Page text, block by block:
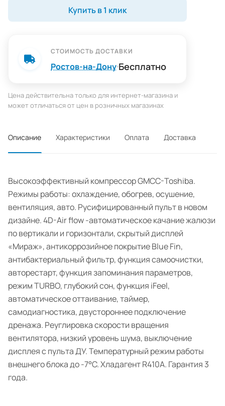
Купить в 1 клик
СТОИМОСТЬ ДОСТАВКИ
Ростов-на-Дону Бесплатно
Цена действительна только для интернет-магазина и
может отличаться от цен в розничных магазинах
Описание Характеристики Оплата Доставка
Высокоэффективный компрессор GMCC-Toshiba.
Режимы работы: охлаждение, обогрев, осушение,
вентиляция, авто. Русифицированный пульт в новом
дизайне. 4D-Air flow -автоматическое качание жалюзи
по вертикали и горизонтали, скрытый дисплей
«Мираж», антикоррозийное покрытие Blue Fin,
антибактериальный фильтр, функция самоочистки,
авторестарт, функция запоминания параметров,
режим TURBO, глубокий сон, функция iFeel,
автоматическое оттаивание, таймер,
самодиагностика, двустороннее подключение
дренажа. Реуглировка скорости вращения
вентилятора, низкий уровень шума, выключение
дисплея с пульта ДУ. Температурный режим работы
внешнего блока до -7°C. Хладагент R410A. Гарантия 3
года.